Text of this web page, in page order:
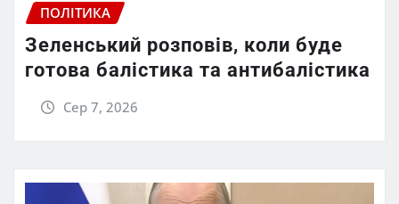
ПОЛІТИКА
Зеленський розповів, коли буде
готова балістика та антибалістика
Сер 7, 2026